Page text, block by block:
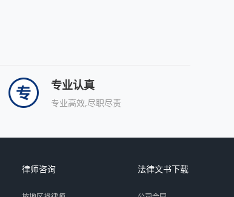
专业认真
专业高效,尽职尽责
律师咨询 法律文书下载